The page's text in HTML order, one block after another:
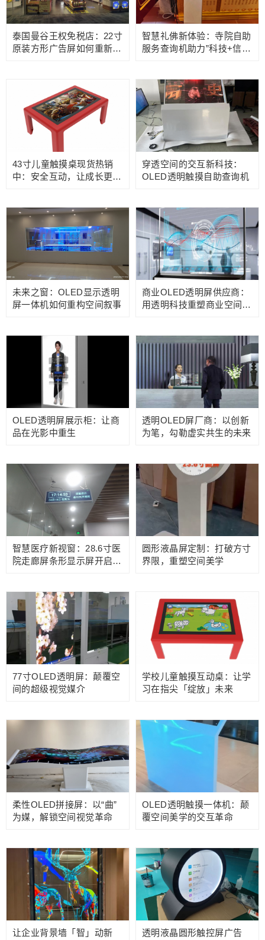
泰国曼谷王权免税店：22寸
原装方形广告屏如何重新定
智慧礼佛新体验：寺院自助
服务查询机助力”科技+信
43寸儿童触摸桌现货热销
中：安全互动，让成长更有
穿透空间的交互新科技：
OLED透明触摸自助查询机
未来之窗：OLED显示透明
屏一体机如何重构空间叙事
商业OLED透明屏供应商：
用透明科技重塑商业空间价
OLED透明屏展示柜：让商
品在光影中重生
透明OLED屏厂商：以创新
为笔，勾勒虚实共生的未来
智慧医疗新视窗：28.6寸医
院走廊屏条形显示屏开启高
圆形液晶屏定制：打破方寸
界限，重塑空间美学
77寸OLED透明屏：颠覆空
间的超级视觉媒介
学校儿童触摸互动桌：让学
习在指尖「绽放」未来
柔性OLED拼接屏：以“曲”
为媒，解锁空间视觉革命
OLED透明触摸一体机：颠
覆空间美学的交互革命
让企业背景墙「智」动新
透明液晶圆形触控屏广告